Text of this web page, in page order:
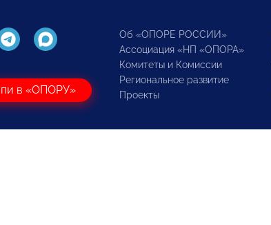
в «ОПОРУ»
Об «ОПОРЕ РОССИИ»
Ассоциация «НП «ОПОРА»
Комитеты и Комиссии
Региональное развитие
Проекты